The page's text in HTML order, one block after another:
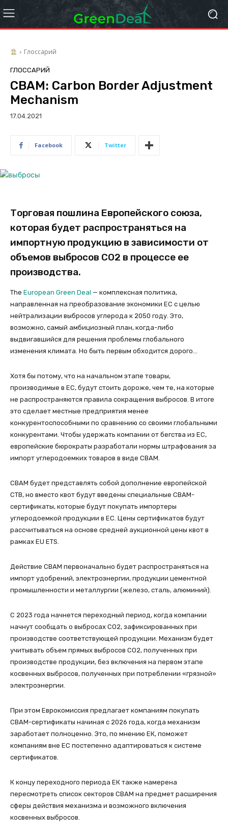
Глоссарий
ГЛОССАРИЙ
CBAM: Сarbon Border Adjustment
Mechanism
17.04.2021
Facebook Twitter
Торговая пошлина Европейского союза,
которая будет распространяться на
импортную продукцию в зависимости от
объемов выбросов СО2 в процессе ее
производства.
The European Green Deal — комплексная политика,
направленная на преобразование экономики ЕС с целью
нейтрализации выбросов углерода к 2050 году. Это,
возможно, самый амбициозный план, когда-либо
выдвигавшийся для решения проблемы глобального
изменения климата. Но быть первым обходится дорого…
Хотя бы потому, что на начальном этапе товары,
производимые в ЕС, будут стоить дороже, чем те, на которые
не распространяются правила сокращения выбросов. В итоге
это сделает местные предприятия менее
конкурентоспособными по сравнению со своими глобальными
конкурентами. Чтобы удержать компании от бегства из ЕС,
европейские бюрократы разработали нормы штрафования за
импорт углеродоемких товаров в виде CBAM.
CBAM будет представлять собой дополнение европейской
СТВ, но вместо квот будут введены специальные CBAM-
сертификаты, которые будут покупать импортеры
углеродоемкой продукции в ЕС. Цены сертификатов будут
рассчитываться на основе средней аукционной цены квот в
рамках EU ETS.
Действие CBAM первоначально будет распространяться на
импорт удобрений, электроэнергии, продукции цементной
промышленности и металлургии (железо, сталь, алюминий).
С 2023 года начнется переходный период, когда компании
начнут сообщать о выбросах СО2, зафиксированных при
производстве соответствующей продукции. Механизм будет
учитывать объем прямых выбросов СО2, полученных при
производстве продукции, без включения на первом этапе
косвенных выбросов, полученных при потреблении «грязной»
электроэнергии.
При этом Еврокомиссия предлагает компаниям покупать
CBAM-сертификаты начиная с 2026 года, когда механизм
заработает полноценно. Это, по мнению ЕК, поможет
компаниям вне ЕС постепенно адаптироваться к системе
сертификатов.
К концу переходного периода ЕК также намерена
пересмотреть список секторов CBAM на предмет расширения
сферы действия механизма и возможного включения
косвенных выбросов.